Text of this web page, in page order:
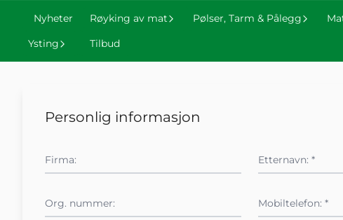
Nyheter Røyking av mat Pølser, Tarm & Pålegg
Ysting
Tilbud
Personlig informasjon
Firma:
Org. nummer:
Etternavn: *
Mobiltelefon: *